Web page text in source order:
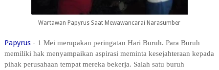
Wartawan Papyrus Saat Mewawancarai Narasumber
Papyrus- 1 Mei merupakan peringatan Hari Buruh. Para Buruh
memiliki hak menyampaikan aspirasi meminta kesejahteraan kepada
pihak perusahaan tempat mereka bekerja. Salah satu buruh